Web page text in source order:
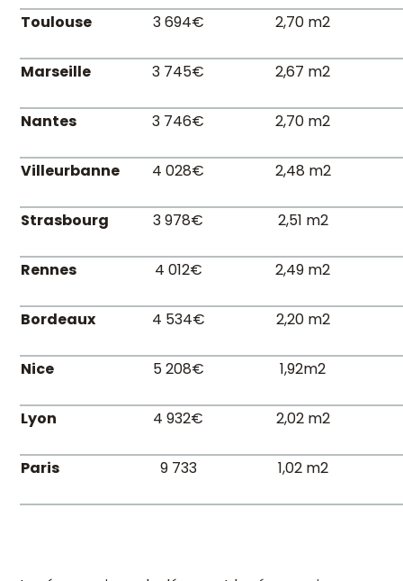
Toulouse 3 694€ 2,70 m2
Marseille 3 745€ 2,67 m2
Nantes 3 746€ 2,70 m2
Villeurbanne 4 028€ 2,48 m2
Strasbourg 3 978€ 2,51 m2
Rennes 4 012€ 2,49 m2
Bordeaux 4 534€ 2,20 m2
Nice 5 208€ 1,92m2
Lyon 4 932€ 2,02 m2
Paris 9 733 1,02 m2